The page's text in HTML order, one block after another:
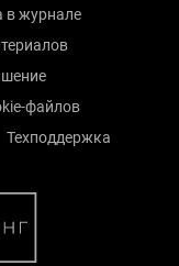
в журнале
файлов
Техподдержка